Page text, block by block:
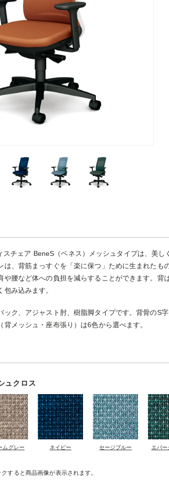
スチェア BeneS（ベネス）メッシュタイプは、美
は、背筋まっすぐを「楽に保つ」ために生まれたも
や腰など体への負担を減らすることができます。背
み込みます。
ック、アジャスト肘、樹脂脚タイプです。背骨のS
背メッシュ・座布張り）は6色から選べます。
ュクロス
ムグレー ネイビー セージブルー エバー
すると商品画像が表示されます。